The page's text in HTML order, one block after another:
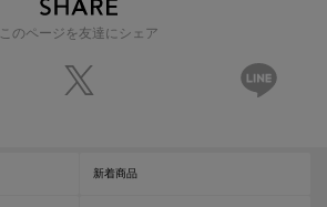
このページを友達にシェア
新着商品